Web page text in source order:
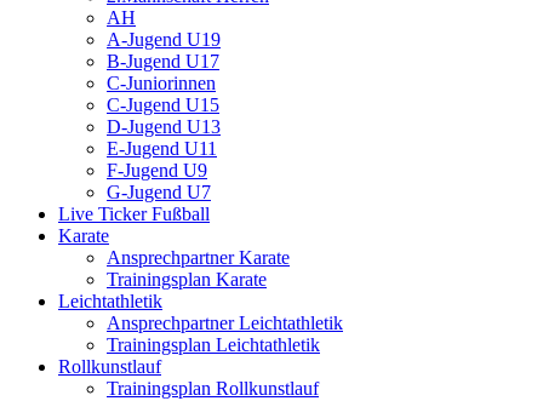
AH
A-Jugend U19
B-Jugend U17
C-Juniorinnen
C-Jugend U15
D-Jugend U13
E-Jugend U11
F-Jugend U9
G-Jugend U7
Live Ticker Fußball
Karate
Ansprechpartner Karate
Trainingsplan Karate
Leichtathletik
Ansprechpartner Leichtathletik
Trainingsplan Leichtathletik
Rollkunstlauf
Trainingsplan Rollkunstlauf